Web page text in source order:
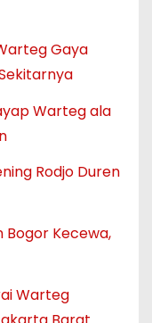
Gaya
Warteg ala
Rodjo Duren
Bogor Kecewa,
Warteg